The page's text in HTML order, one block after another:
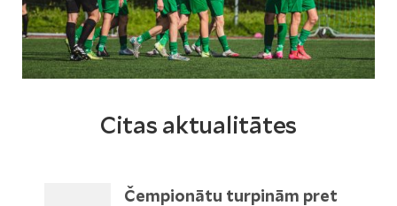
Citas aktualitātes
Čempionātu turpinām pret